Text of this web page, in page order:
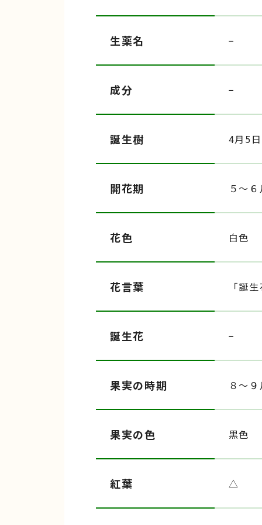
生薬名 −
成分 −
誕生樹 4月5日
開花期 ５〜
花色 白色
花言葉 「誕
誕生花 −
果実の時期 ８〜
果実の色 黒色
紅葉 △